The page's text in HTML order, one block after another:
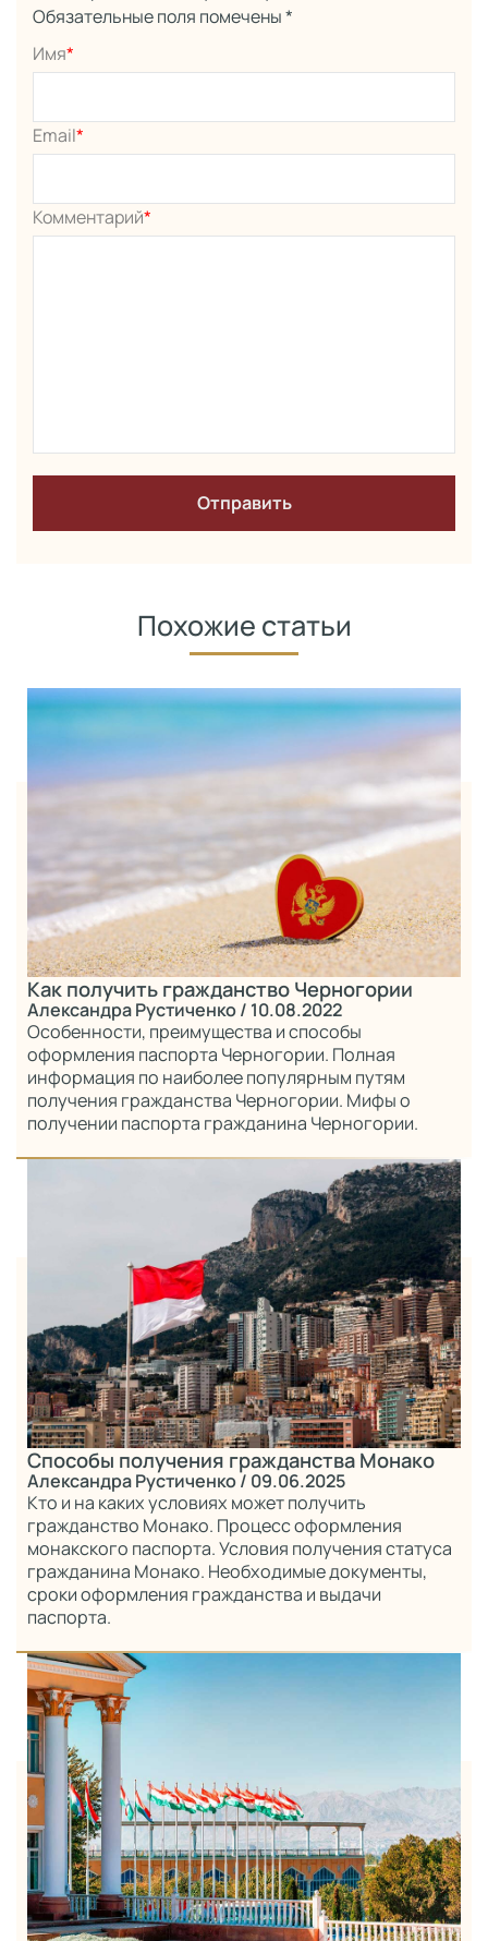
Обязательные поля помечены*
Имя*
Email*
Комментарий*
Похожие статьи
Как получить гражданство Черногории
Александра Рустиченко/ 10.08.2022
Особенности, преимущества и способы
оформления паспорта Черногории. Полная
информация по наиболее популярным путям
получения гражданства Черногории. Мифы о
получении паспорта гражданина Черногории.
Способы получения гражданства Монако
Александра Рустиченко/ 09.06.2025
Кто и на каких условиях может получить
гражданство Монако. Процесс оформления
монакского паспорта. Условия получения статуса
гражданина Монако. Необходимые документы,
сроки оформления гражданства и выдачи
паспорта.